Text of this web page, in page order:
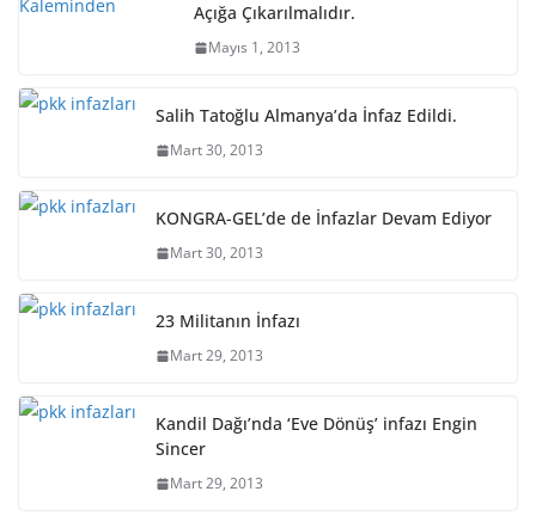
Açığa Çıkarılmalıdır.
Mayıs 1, 2013
Salih Tatoğlu Almanya’da İnfaz Edildi.
Mart 30, 2013
KONGRA-GEL’de de İnfazlar Devam Ediyor
Mart 30, 2013
23 Militanın İnfazı
Mart 29, 2013
Kandil Dağı’nda ‘Eve Dönüş’ infazı Engin
Sincer
Mart 29, 2013